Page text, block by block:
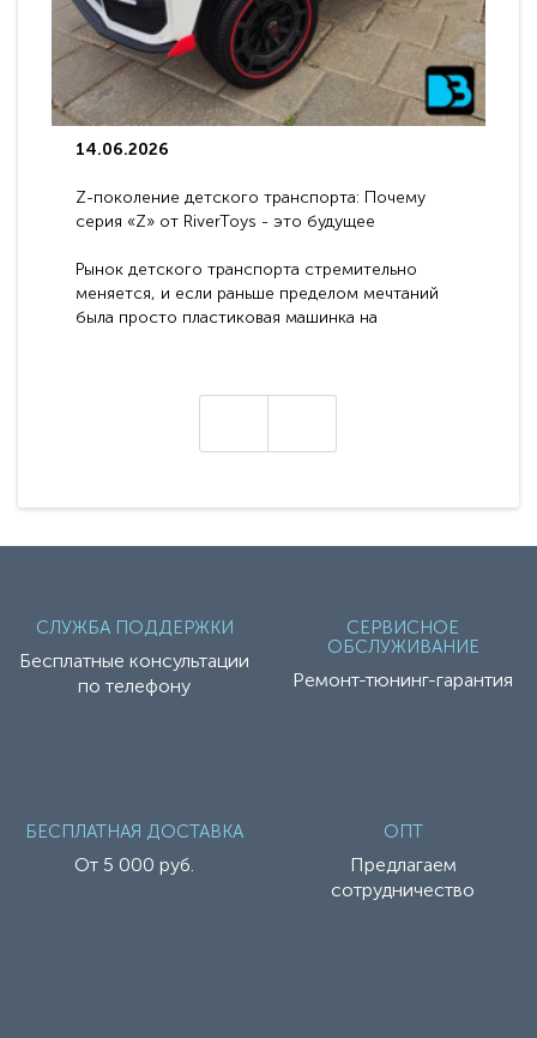
14.06.2026
Z-поколение детского транспорта: Почему
серия «Z» от RiverToys - это будущее
Рынок детского транспорта стремительно
меняется, и если раньше пределом мечтаний
была просто пластиковая машинка на
СЛУЖБА ПОДДЕРЖКИ
Бесплатные консультации
по телефону
СЕРВИСНОЕ
ОБСЛУЖИВАНИЕ
Ремонт-тюнинг-гарантия
БЕСПЛАТНАЯ ДОСТАВКА
От 5 000 руб.
ОПТ
Предлагаем
сотрудничество